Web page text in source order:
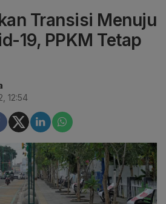
Transisi Menuju
19, PPKM Tetap
12:54